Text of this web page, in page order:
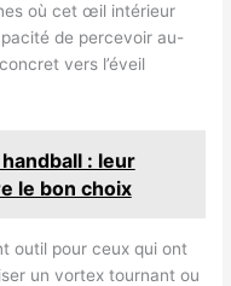
où cet œil intérieur
de percevoir au-
vers l’éveil
: leur
le bon choix
outil pour ceux qui ont
un vortex tournant ou